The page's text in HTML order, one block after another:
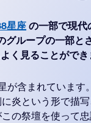
星座 の一部で現代
グループの一部と
く見ることができ
が含まれています
炎という形で描
の祭壇を使って